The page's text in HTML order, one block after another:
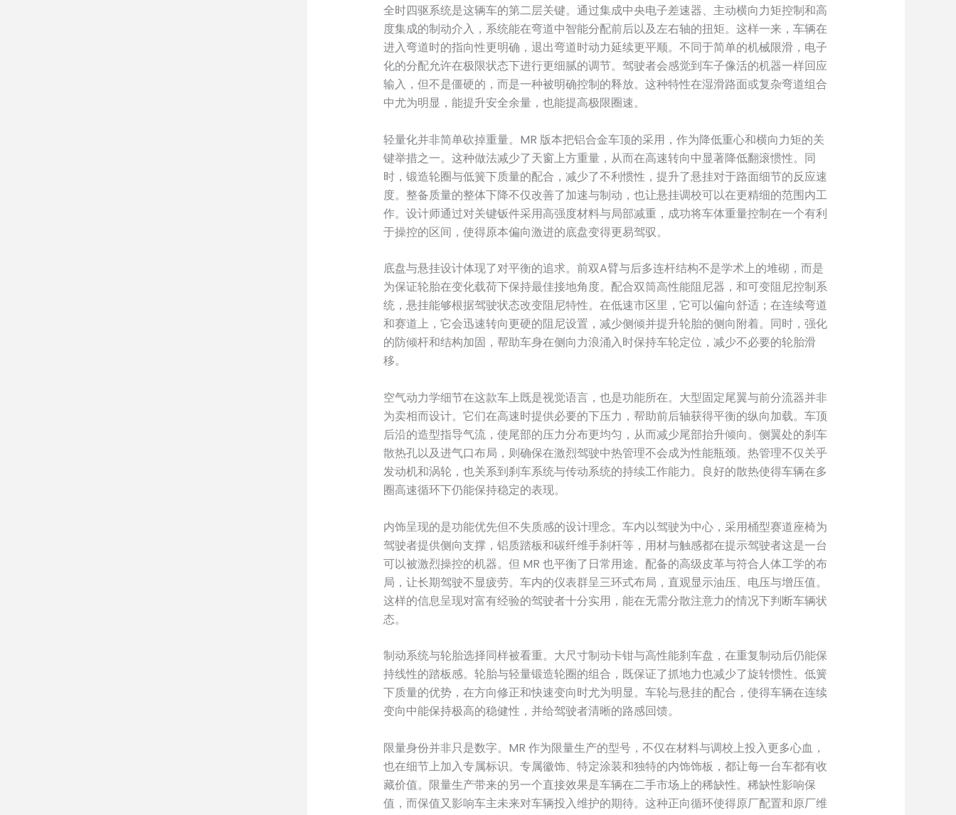
全时四驱系统是这辆车的第二层关键。通过集成中央电子差速器、主动横向力矩控制和高
度集成的制动介入，系统能在弯道中智能分配前后以及左右轴的扭矩。这样一来，车辆在
进入弯道时的指向性更明确，退出弯道时动力延续更平顺。不同于简单的机械限滑，电子
化的分配允许在极限状态下进行更细腻的调节。驾驶者会感觉到车子像活的机器一样回应
输入，但不是僵硬的，而是一种被明确控制的释放。这种特性在湿滑路面或复杂弯道组合
中尤为明显，能提升安全余量，也能提高极限圈速。
轻量化并非简单砍掉重量。MR 版本把铝合金车顶的采用，作为降低重心和横向力矩的关
键举措之一。这种做法减少了天窗上方重量，从而在高速转向中显著降低翻滚惯性。同
时，锻造轮圈与低簧下质量的配合，减少了不利惯性，提升了悬挂对于路面细节的反应速
度。整备质量的整体下降不仅改善了加速与制动，也让悬挂调校可以在更精细的范围内工
作。设计师通过对关键钣件采用高强度材料与局部减重，成功将车体重量控制在一个有利
于操控的区间，使得原本偏向激进的底盘变得更易驾驭。
底盘与悬挂设计体现了对平衡的追求。前双A臂与后多连杆结构不是学术上的堆砌，而是
为保证轮胎在变化载荷下保持最佳接地角度。配合双筒高性能阻尼器，和可变阻尼控制系
统，悬挂能够根据驾驶状态改变阻尼特性。在低速市区里，它可以偏向舒适；在连续弯道
和赛道上，它会迅速转向更硬的阻尼设置，减少侧倾并提升轮胎的侧向附着。同时，强化
的防倾杆和结构加固，帮助车身在侧向力浪涌入时保持车轮定位，减少不必要的轮胎滑
移。
空气动力学细节在这款车上既是视觉语言，也是功能所在。大型固定尾翼与前分流器并非
为卖相而设计。它们在高速时提供必要的下压力，帮助前后轴获得平衡的纵向加载。车顶
后沿的造型指导气流，使尾部的压力分布更均匀，从而减少尾部抬升倾向。侧翼处的刹车
散热孔以及进气口布局，则确保在激烈驾驶中热管理不会成为性能瓶颈。热管理不仅关乎
发动机和涡轮，也关系到刹车系统与传动系统的持续工作能力。良好的散热使得车辆在多
圈高速循环下仍能保持稳定的表现。
内饰呈现的是功能优先但不失质感的设计理念。车内以驾驶为中心，采用桶型赛道座椅为
驾驶者提供侧向支撑，铝质踏板和碳纤维手刹杆等，用材与触感都在提示驾驶者这是一台
可以被激烈操控的机器。但 MR 也平衡了日常用途。配备的高级皮革与符合人体工学的布
局，让长期驾驶不显疲劳。车内的仪表群呈三环式布局，直观显示油压、电压与增压值。
这样的信息呈现对富有经验的驾驶者十分实用，能在无需分散注意力的情况下判断车辆状
态。
制动系统与轮胎选择同样被看重。大尺寸制动卡钳与高性能刹车盘，在重复制动后仍能保
持线性的踏板感。轮胎与轻量锻造轮圈的组合，既保证了抓地力也减少了旋转惯性。低簧
下质量的优势，在方向修正和快速变向时尤为明显。车轮与悬挂的配合，使得车辆在连续
变向中能保持极高的稳健性，并给驾驶者清晰的路感回馈。
限量身份并非只是数字。MR 作为限量生产的型号，不仅在材料与调校上投入更多心血，
也在细节上加入专属标识。专属徽饰、特定涂装和独特的内饰饰板，都让每一台车都有收
藏价值。限量生产带来的另一个直接效果是车辆在二手市场上的稀缺性。稀缺性影响保
值，而保值又影响车主未来对车辆投入维护的期待。这种正向循环使得原厂配置和原厂维